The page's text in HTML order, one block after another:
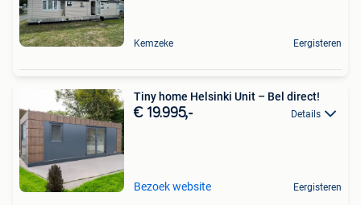
Kemzeke Eergisteren
Tiny home Helsinki Unit – Bel direct!
€ 19.995,- Details
Bezoek website Eergisteren